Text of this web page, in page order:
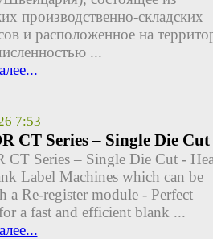
производственно-складских
и расположенное на
...
7:53
CT Series – Single Die Cut
CT Series – Single Die Cut -
Label Machines which can be
a Re-register module - Perfect
a fast and efficient blank ...